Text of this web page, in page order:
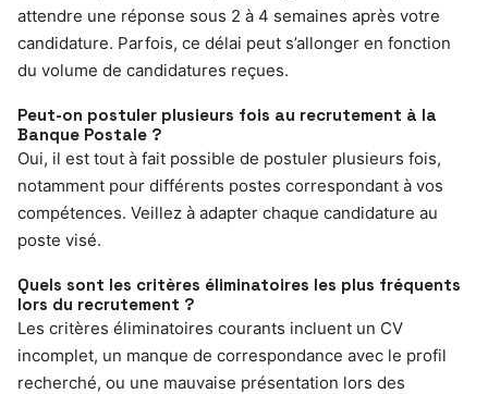
attendre une réponse sous 2 à 4 semaines après votre
candidature. Parfois, ce délai peut s’allonger en fonction
du volume de candidatures reçues.
Peut-on postuler plusieurs fois au recrutement à la
Banque Postale ?
Oui, il est tout à fait possible de postuler plusieurs fois,
notamment pour différents postes correspondant à vos
compétences. Veillez à adapter chaque candidature au
poste visé.
Quels sont les critères éliminatoires les plus fréquents
lors du recrutement ?
Les critères éliminatoires courants incluent un CV
incomplet, un manque de correspondance avec le profil
recherché, ou une mauvaise présentation lors des